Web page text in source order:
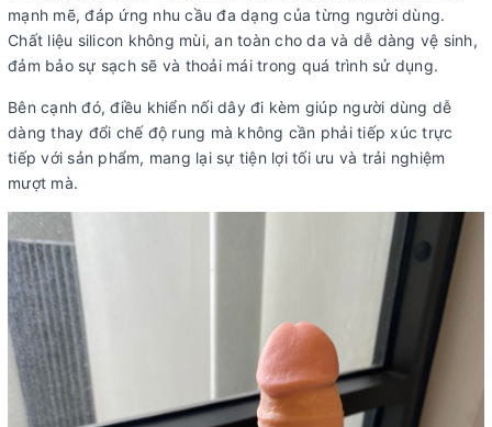
mạnh mẽ, đáp ứng nhu cầu đa dạng của từng người dùng.
Chất liệu silicon không mùi, an toàn cho da và dễ dàng vệ sinh,
đảm bảo sự sạch sẽ và thoải mái trong quá trình sử dụng.
Bên cạnh đó, điều khiển nối dây đi kèm giúp người dùng dễ
dàng thay đổi chế độ rung mà không cần phải tiếp xúc trực
tiếp với sản phẩm, mang lại sự tiện lợi tối ưu và trải nghiệm
mượt mà.